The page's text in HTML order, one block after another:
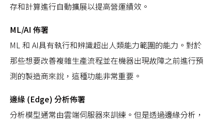
存和計算進行自動擴展以提高營運績效。
ML/AI 佈署
ML 和 AI具有執行和辨識超出人類能力範圍的能力。對於
那些想要改善複雜生產流程並在機器出現故障之前進行預
測的製造商來說，這種功能非常重要。
邊緣 (Edge) 分析佈署
分析模型通常由雲端伺服器來訓練。但是透過邊緣分析，